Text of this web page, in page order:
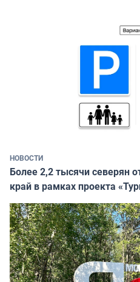
НОВОСТИ
Более 2,2 тысячи северян
край в рамках проекта